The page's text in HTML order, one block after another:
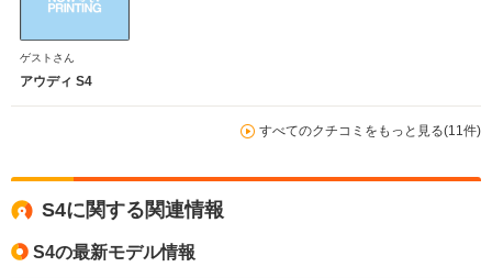
ゲストさん
アウディ S4
すべてのクチコミをもっと見る(11件)
S4に関する関連情報
S4の最新モデル情報